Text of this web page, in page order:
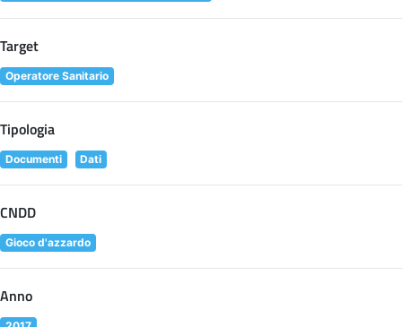
Target
Operatore Sanitario
Tipologia
Documenti Dati
CNDD
Gioco d'azzardo
Anno